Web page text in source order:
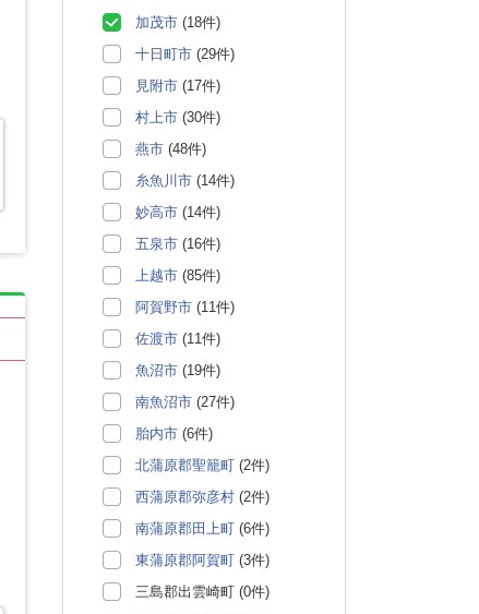
加茂市 (18件)
十日町市 (29件)
見附市 (17件)
村上市 (30件)
燕市 (48件)
糸魚川市 (14件)
妙高市 (14件)
五泉市 (16件)
上越市 (85件)
阿賀野市 (11件)
佐渡市 (11件)
魚沼市 (19件)
南魚沼市 (27件)
胎内市 (6件)
北蒲原郡聖籠町 (2件)
西蒲原郡弥彦村 (2件)
南蒲原郡田上町 (6件)
東蒲原郡阿賀町 (3件)
三島郡出雲崎町 (0件)